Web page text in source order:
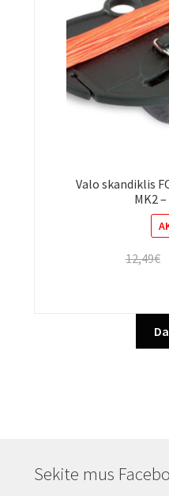
Valo skandiklis
MK2
12,49€
Sekite mus